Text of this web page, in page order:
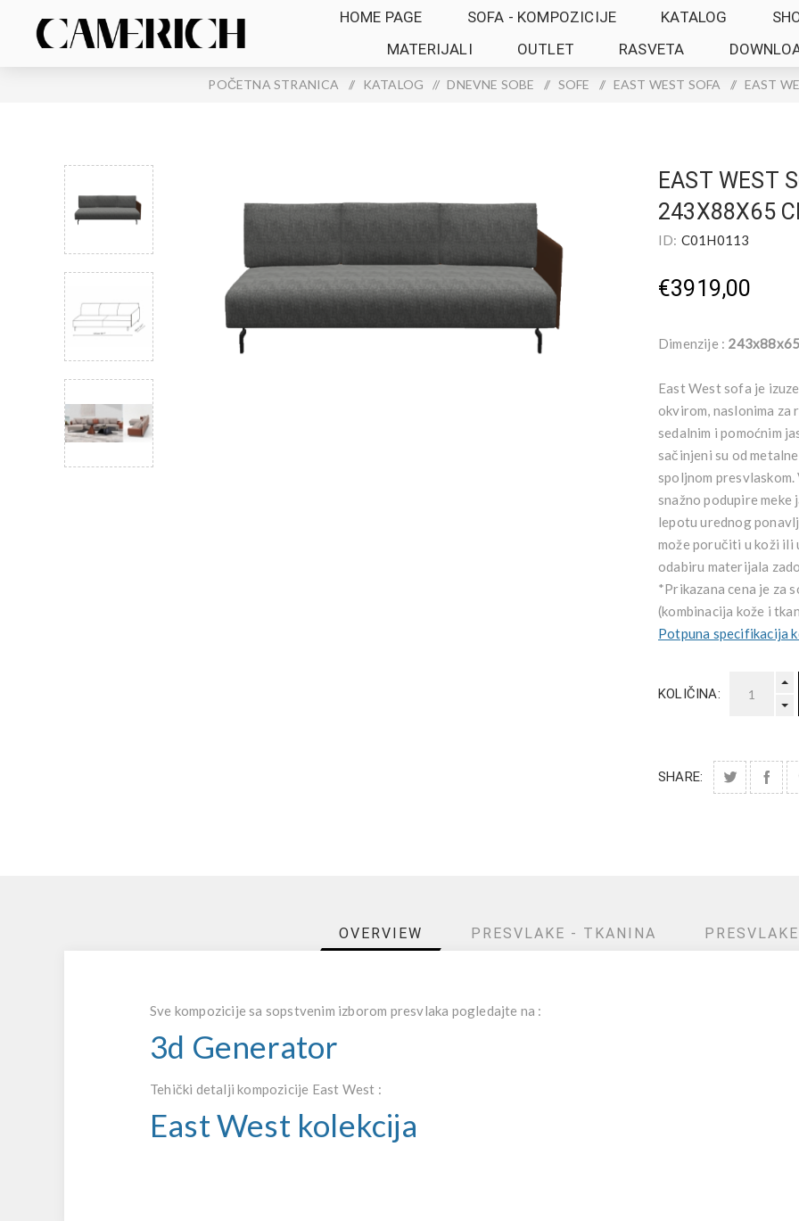
HOME PAGE SOFA - KOMPOZICIJE KATALOG
MATERIJALI
OUTLET RASVETA
POČETNA STRANICA / KATALOG / DNEVNE SOBE / SOFE / EAST WEST SOFA / EAST
EAST WEST
243X88X65
ID: C01H0113
€3919,00
Dimenzije :
East West sofa je
okvirom, naslonima
sedalnim i pomoćnim
sačinjeni su od
spoljnom
snažno podupire
lepotu urednog
može poručiti u koži ili
odabiru materijala
*Prikazana cena je za
(kombinacija kože i
Potpuna specifikacija
KOLIČINA:
SHARE:
OVERVIEW PRESVLAKE - TKANINA
Sve kompozicije sa sopstvenim izborom presvlaka pogledajte na :
3d Generator
Tehički detalji kompozicije East West :
East West kolekcija